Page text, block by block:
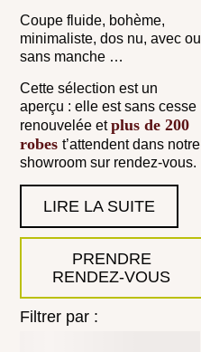
Coupe fluide, bohème,
minimaliste, dos nu, avec ou
sans manche …
Cette sélection est un
aperçu : elle est sans cesse
renouvelée etplus de 200
robes t’attendent dans notre
showroom sur rendez-vous.
LIRE LA SUITE
PRENDRE
RENDEZ-VOUS
Filtrer par :